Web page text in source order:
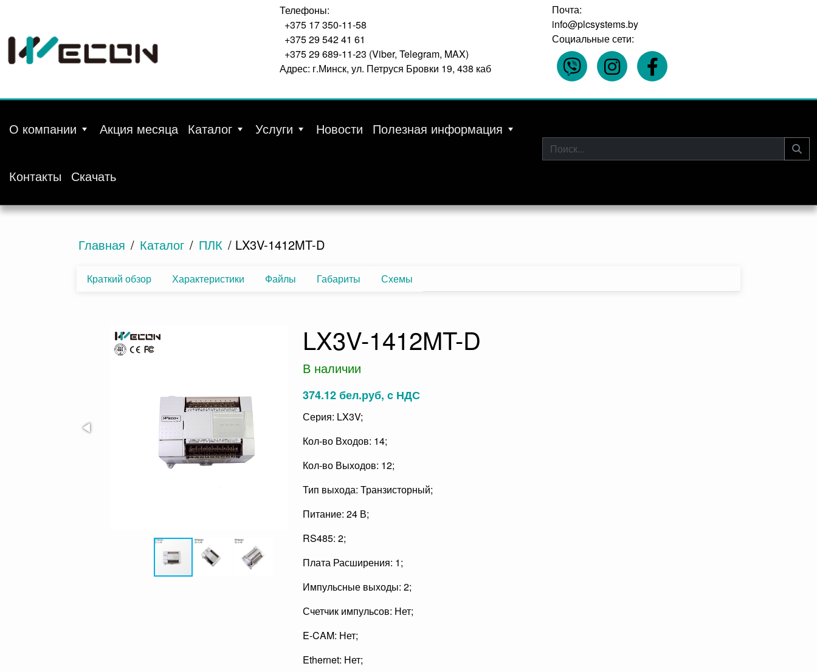
Телефоны:
+375 17 350-11-58
+375 29 542 41 61
+375 29 689-11-23 (Viber, Telegram, MAX)
Адрес: г.Минск, ул. Петруся Бровки 19, 438 каб
Почта:
info@plcsystems.by
Социальные сети:
О компании Акция месяца Каталог Услуги Новости Полезная информация
Контакты Скачать
Главная / Каталог / ПЛК / LX3V-1412MT-D
Краткий обзор Характеристики Файлы Габариты Схемы
LX3V-1412MT-D
В наличии
374.12 бел.руб, c НДС
Серия: LX3V;
Кол-во Входов: 14;
Кол-во Выходов: 12;
Тип выхода: Транзисторный;
Питание: 24 В;
RS485: 2;
Плата Расширения: 1;
Импульсные выходы: 2;
Счетчик импульсов: Нет;
E-CAM: Нет;
Ethernet: Нет;